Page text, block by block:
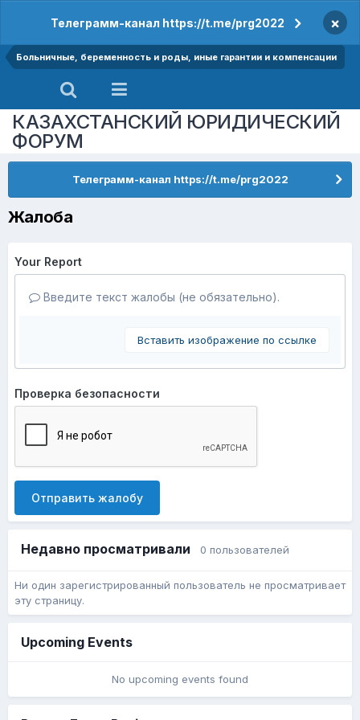
Телеграмм-канал https://t.me/prg2022 ×
Больничные, беременность и роды, иные гарантии и компенсации
КАЗАХСТАНСКИЙ ЮРИДИЧЕСКИЙ
ФОРУМ
Телеграмм-канал https://t.me/prg2022
Жалоба
Your Report
Введите текст жалобы (не обязательно).
Вставить изображение по ссылке
Проверка безопасности
Отправить жалобу
Недавно просматривали 0 пользователей
Ни один зарегистрированный пользователь не просматривает
эту страницу.
Upcoming Events
No upcoming events found